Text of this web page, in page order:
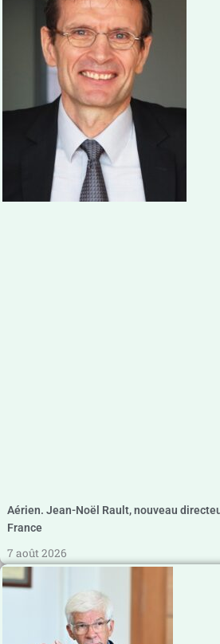
Aérien. Jean-Noël Rault, nouveau
France
7 août 2026